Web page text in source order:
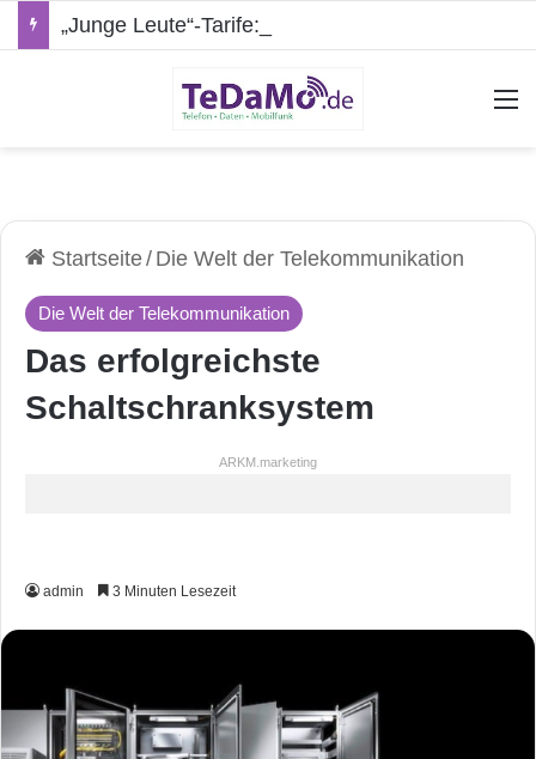
Startseite/ Die Welt der Telekommunikation
Die Welt der Telekommunikation
Das erfolgreichste
Schaltschranksystem
ARKM.marketing
admin 3 Minuten Lesezeit